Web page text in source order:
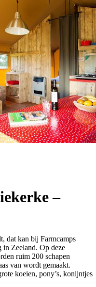
–
dat kan bij Farmcamps
in Zeeland. Op deze
ruim 200 schapen
van wordt gemaakt.
koeien, pony’s, konijntjes